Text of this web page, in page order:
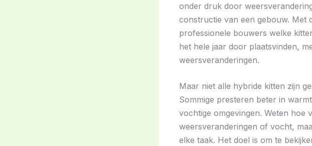
onder druk door
constructie van een gebouw. Met
professionele bouwers welke
het hele jaar door plaatsvinden,
weersveranderingen.
Maar niet alle hybride kitten zijn
Sommige presteren beter in
vochtige omgevingen. Weten hoe
weersveranderingen of vocht,
elke taak. Het doel is om te